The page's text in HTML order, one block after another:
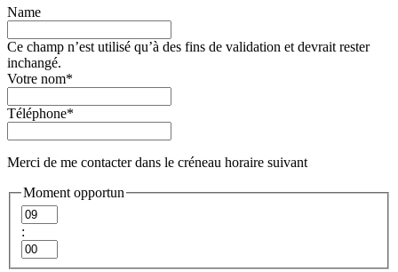
Name
Ce champ n’est utilisé qu’à des fins de validation et devrait rester
inchangé.
Votre nom*
Téléphone*
Merci de me contacter dans le créneau horaire suivant
Moment opportun
Heures
:
Minutes